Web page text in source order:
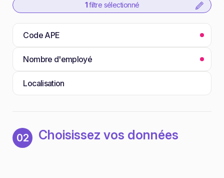
1 filtre sélectionné
Code APE
Nombre d'employé
Localisation
02 Choisissez vos données